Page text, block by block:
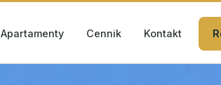
Apartamenty Cennik Kontakt